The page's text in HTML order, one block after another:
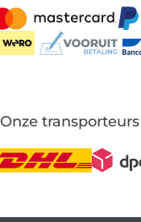
Onze transporteurs